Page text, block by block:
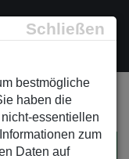
Schließen
bestmögliche
haben die
essentiellen
zum
Daten auf